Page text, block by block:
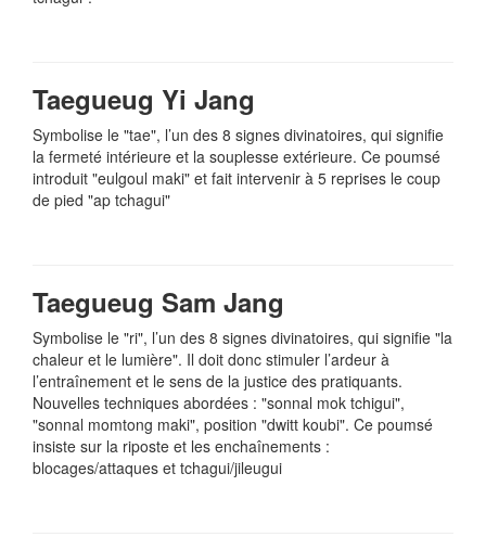
Taegueug Yi Jang
Symbolise le "tae", l’un des 8 signes divinatoires, qui signifie
la fermeté intérieure et la souplesse extérieure. Ce poumsé
introduit "eulgoul maki" et fait intervenir à 5 reprises le coup
de pied "ap tchagui"
Taegueug Sam Jang
Symbolise le "ri", l’un des 8 signes divinatoires, qui signifie "la
chaleur et le lumière". Il doit donc stimuler l’ardeur à
l’entraînement et le sens de la justice des pratiquants.
Nouvelles techniques abordées : "sonnal mok tchigui",
"sonnal momtong maki", position "dwitt koubi". Ce poumsé
insiste sur la riposte et les enchaînements :
blocages/attaques et tchagui/jileugui